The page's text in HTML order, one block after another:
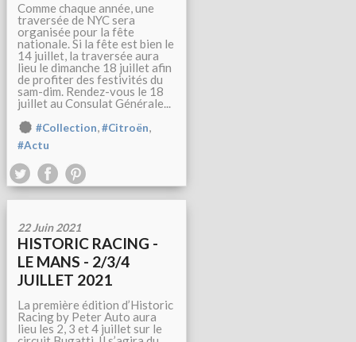
Comme chaque année, une
traversée de NYC sera
organisée pour la fête
nationale. Si la fête est bien le
14 juillet, la traversée aura
lieu le dimanche 18 juillet afin
de profiter des festivités du
sam-dim. Rendez-vous le 18
juillet au Consulat Générale...
#Collection,#Citroën,
#Actu
22 Juin 2021
HISTORIC RACING -
LE MANS - 2/3/4
JUILLET 2021
La première édition d’Historic
Racing by Peter Auto aura
lieu les 2, 3 et 4 juillet sur le